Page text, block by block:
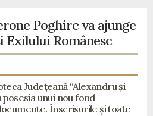
Poghirc va ajunge
Exilului Românesc
Județeană “Alexandru și
unui nou fond
Înscrisurile și toate